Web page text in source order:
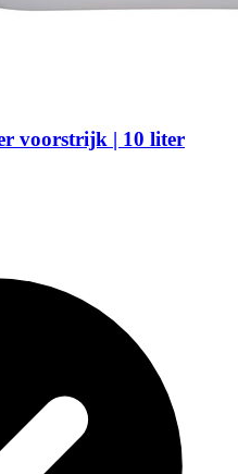
voorstrijk | 10 liter